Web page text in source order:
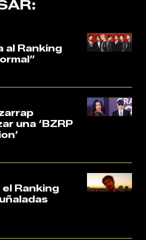
al Ranking
una ‘BZRP
Ranking